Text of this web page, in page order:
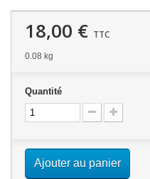
18,00 € TTC
0.08 kg
Quantité
Ajouter au panier